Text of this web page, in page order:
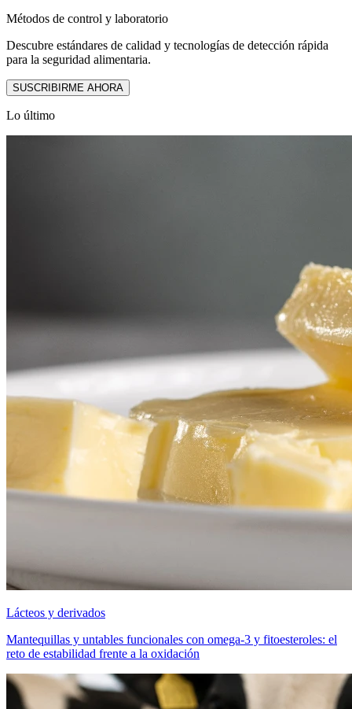
Métodos de control y laboratorio
Descubre estándares de calidad y tecnologías de detección rápida
para la seguridad alimentaria.
SUSCRIBIRME AHORA
Lo último
Lácteos y derivados
Mantequillas y untables funcionales con omega-3 y fitoesteroles: el
reto de estabilidad frente a la oxidación